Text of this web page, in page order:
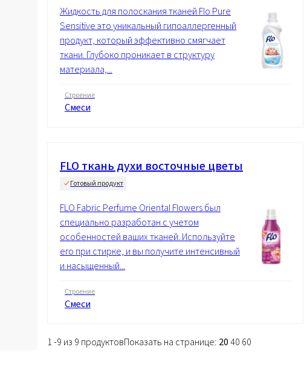
Жидкость для полоскания тканей Flo Pure
Sensitive это уникальный гипоаллергенный
продукт, который эффективно смягчает
ткани. Глубоко проникает в структуру
материала,...
Строение
Смеси
FLO ткань духи восточные цветы
Готовый продукт
FLO Fabric Perfume Oriental Flowers был
специально разработан с учетом
особенностей ваших тканей. Используйте
его при стирке, и вы получите интенсивный
и насыщенный...
Строение
Смеси
1 -9 из 9 продуктовПоказать на странице: 2040 60